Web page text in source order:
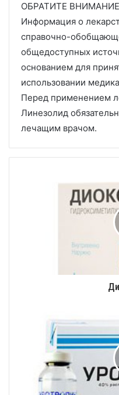
ОБРАТИТЕ
Информация о
справочно-
общедоступных
основанием для
использовании
Перед применением
Линезолид
лечащим врачом.